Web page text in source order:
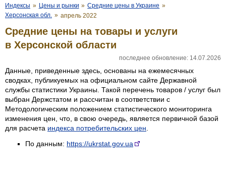
Индексы » Цены и рынки » Средние цены в Украине »
Херсонская обл. » апрель 2022
Средние цены на товары и услуги
в Херсонской области
последнее обновление: 14.07.2026
Данные, приведенные здесь, основаны на ежемесячных
сводках, публикуемых на официальном сайте Державной
службы статистики Украины. Такой перечень товаров / услуг был
выбран Держстатом и рассчитан в соответствии с
Методологическим положением статистического мониторинга
изменения цен, что, в свою очередь, является первичной базой
для расчета индекса потребительских цен
По данным: https://ukrstat.gov.ua